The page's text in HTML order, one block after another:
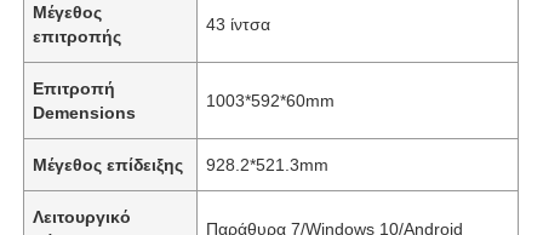
Μέγεθος
επιτροπής
43 ίντσα
Επιτροπή
Demensions
1003*592*60mm
Μέγεθος επίδειξης 928.2*521.3mm
Λειτουργικό
Παράθυρα 7/Windows 10/Android